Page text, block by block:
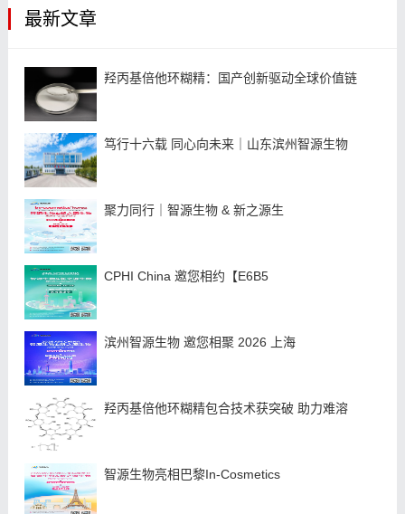
最新文章
羟丙基倍他环糊精：国产创新驱动全球价值链
笃行十六载 同心向未来｜山东滨州智源生物
聚力同行｜智源生物 & 新之源生
CPHI China 邀您相约【E6B5
滨州智源生物 邀您相聚 2026 上海
羟丙基倍他环糊精包合技术获突破 助力难溶
智源生物亮相巴黎In-Cosmetics